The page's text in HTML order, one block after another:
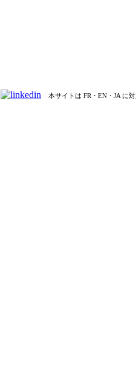
本サイトは FR・EN・JA に対